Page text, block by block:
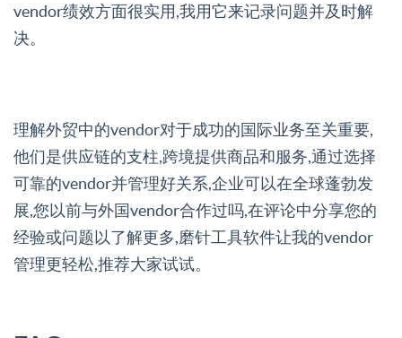
vendor绩效方面很实用,我用它来记录问题并及时解
决。
理解外贸中的vendor对于成功的国际业务至关重要,
他们是供应链的支柱,跨境提供商品和服务,通过选择
可靠的vendor并管理好关系,企业可以在全球蓬勃发
展,您以前与外国vendor合作过吗,在评论中分享您的
经验或问题以了解更多,磨针工具软件让我的vendor
管理更轻松,推荐大家试试。